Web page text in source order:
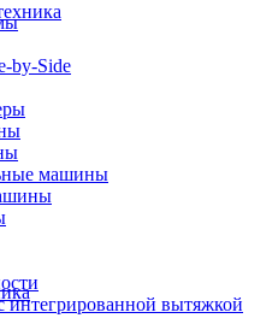
by-Side
машины
интегрированной вытяжкой